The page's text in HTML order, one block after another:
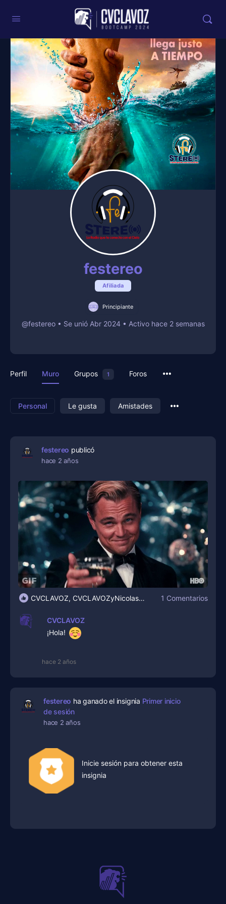
festereo
Afiliada
Principiante
@festereo • Se unió Abr 2024 • Activo hace 2 semanas
Perfil Muro Grupos 1 Foros
Personal Le gusta Amistades
festereo publicó
hace 2 años
CVCLAVOZ, CVCLAVOZyNicolas Duarte 1 Comentarios
CVCLAVOZ
¡Hola!
hace 2 años
festereo ha ganado el insignia Primer inicio
de sesión
hace 2 años
Inicie sesión para obtener esta
insignia